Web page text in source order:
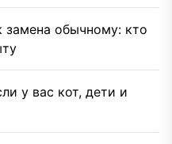
замена обычному: кто
у вас кот, дети и